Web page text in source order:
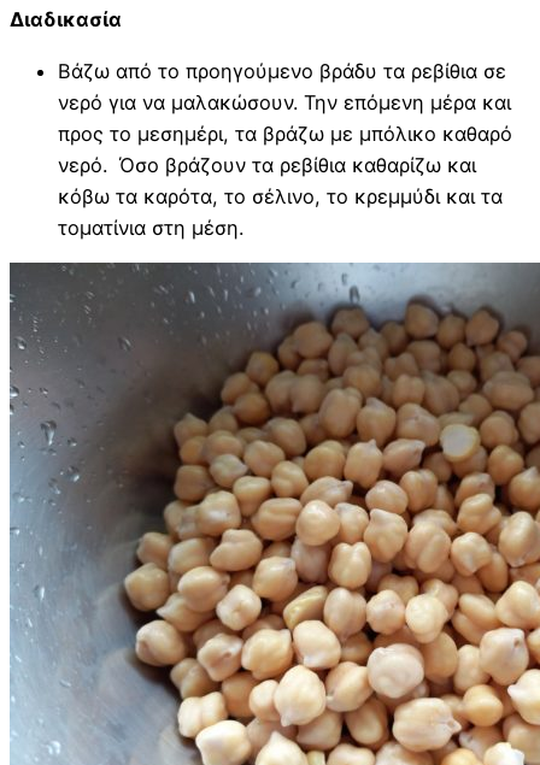
Διαδικασία
Βάζω από το προηγούμενο βράδυ τα ρεβίθια σε
νερό για να μαλακώσουν. Την επόμενη μέρα και
προς το μεσημέρι, τα βράζω με μπόλικο καθαρό
νερό. Όσο βράζουν τα ρεβίθια καθαρίζω και
κόβω τα καρότα, το σέλινο, το κρεμμύδι και τα
τοματίνια στη μέση.